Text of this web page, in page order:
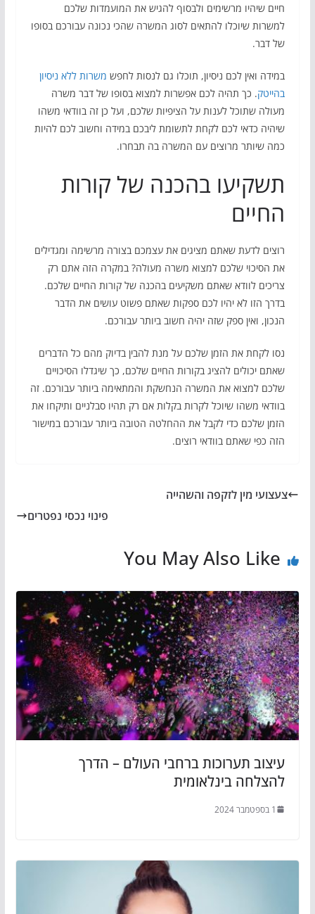
חיים שיהיו מרשימים ולבסוף להגיש את המועמדות שלכם
למשרות שיוכלו להתאים לסוג המשרה שהכי נכונה עבורכם בסופו
של דבר.
במידה ואין לכם ניסיון, תוכלו גם לנסות לחפש משרות ללא ניסיון
בהייטק. כך תהיה לכם אפשרות למצוא בסופו של דבר משרה
מעולה שתוכל לענות על הציפיות שלכם, ועל כן זה בוודאי משהו
שיהיה כדאי לכם לקחת לתשומת ליבכם במידה וחשוב לכם להיות
כמה שיותר מרוצים עם המשרה בה תבחרו.
תשקיעו בהכנה של קורות
החיים
רוצים לדעת שאתם מציגים את עצמכם בצורה מרשימה ומגדילים
את הסיכוי שלכם למצוא משרה מעולה? במקרה הזה אתם רק
צריכים לוודא שאתם משקיעים בהכנה של קורות החיים שלכם.
בדרך הזו לא יהיו לכם ספקות שאתם פשוט עושים את הדבר
הנכון, ואין ספק שזה יהיה חשוב ביותר עבורכם.
נסו לקחת את הזמן שלכם על מנת להבין בדיוק מהם כל הדברים
שאתם יכולים להציג בקורות החיים שלכם, כך שיגדלו הסיכויים
שלכם למצוא את המשרה הנחשקת והמתאימה ביותר עבורכם. זה
בוודאי משהו שיוכל לקרות בקלות אם רק תהיו סבלניים ותיקחו את
הזמן שלכם כדי לקבל את ההחלטה הטובה ביותר עבורכם במישור
הזה כפי שאתם בוודאי רוצים.
צעצועי מין לזקפה והשהייה
פינוי נכסי נפטרים
You May Also Like
עיצוב תערוכות ברחבי העולם – הדרך
להצלחה בינלאומית
1 בספטמבר 2024